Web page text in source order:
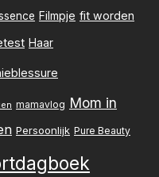
Filmpje fit worden
Haar
mamavlog Mom in
Persoonlijk Pure Beauty